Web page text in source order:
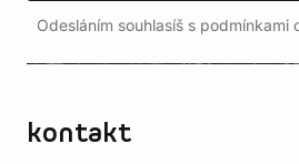
Odesláním souhlasíš s podmínkami
kontakt